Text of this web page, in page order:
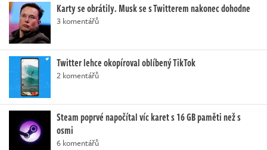
Karty se obrátily. Musk se s Twitterem nakonec dohodne
3 komentářů
Twitter lehce okopíroval oblíbený TikTok
2 komentářů
Steam poprvé napočítal víc karet s 16 GB paměti než s
osmi
6 komentářů